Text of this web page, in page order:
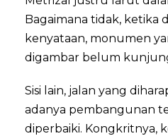
Bagaimana tidak, ketika
kenyataan, monumen
digambar belum
Sisi lain, jalan yang
adanya pembangunan
diperbaiki. Kongkritnya,